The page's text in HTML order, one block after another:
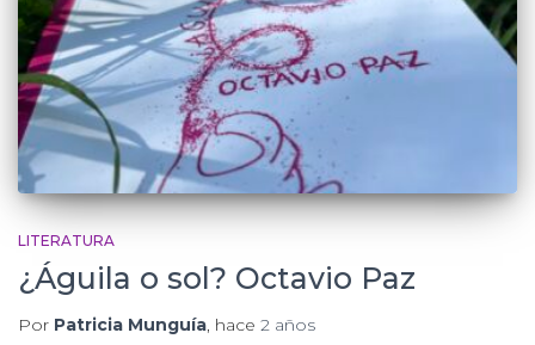
LITERATURA
¿Águila o sol? Octavio Paz
Por Patricia Munguía, hace 2 años